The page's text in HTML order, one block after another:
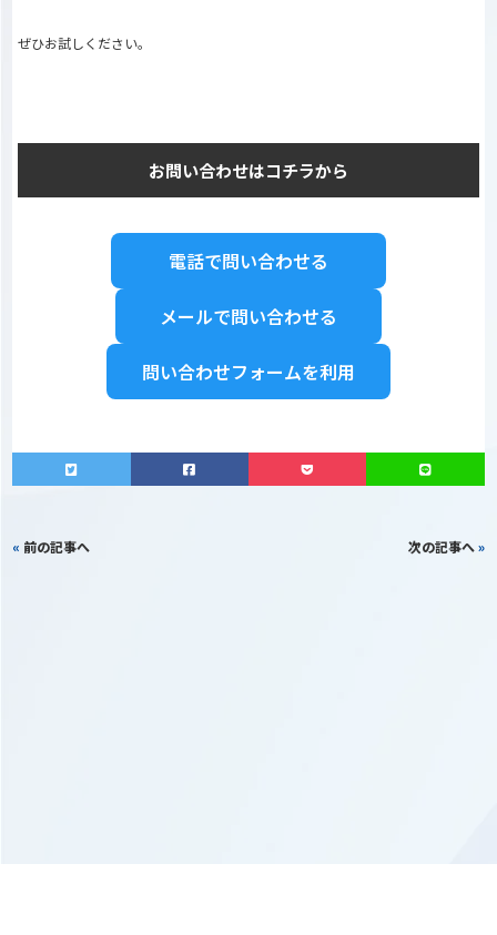
ぜひお試しください。
お問い合わせはコチラから
電話で問い合わせる
メールで問い合わせる
問い合わせフォームを利用
« 前の記事へ 次の記事へ»